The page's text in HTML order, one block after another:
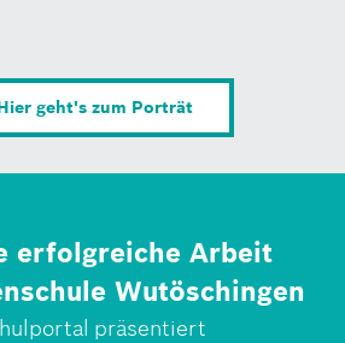
geht's zum Porträt
erfolgreiche Arbeit
Wutöschingen
präsentiert